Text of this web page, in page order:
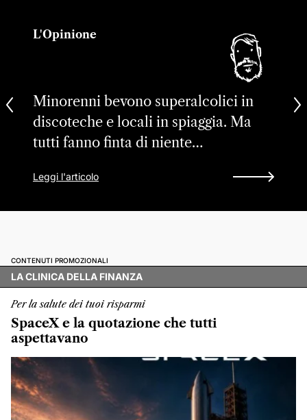
L'Opinione
Minorenni bevono superalcolici in
discoteche e locali in spiaggia. Ma
tutti fanno finta di niente…
Leggi l'articolo
CONTENUTI PROMOZIONALI
LA CLINICA DELLA FINANZA
Per la salute dei tuoi risparmi
SpaceX e la quotazione che tutti
aspettavano